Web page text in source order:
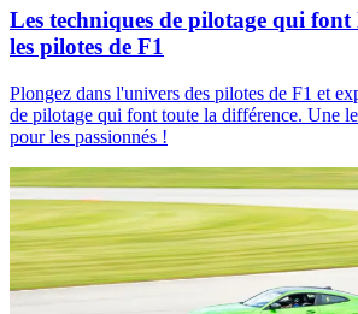
Les techniques de pilotage qui font
les pilotes de F1
Plongez dans l'univers des pilotes de F1 et
de pilotage qui font toute la différence. Une
pour les passionnés !